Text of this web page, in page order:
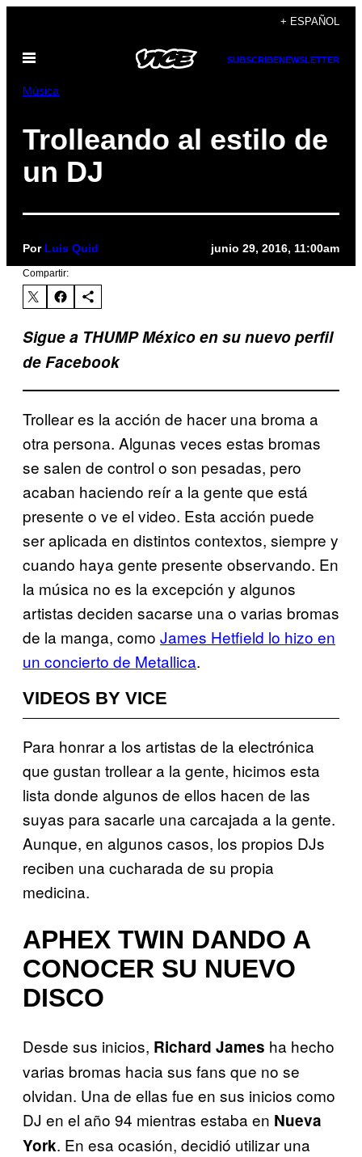
contenido
+ ESPAÑOL
Abrir
SUBSCRIBENEWSLETTER
Música
Trolleando al estilo de
un DJ
Por Luis Quid junio 29, 2016, 11:00am
Compartir:
Sigue a THUMP México en su nuevo perfil
de Facebook
Trollear es la acción de hacer una broma a
otra persona. Algunas veces estas bromas
se salen de control o son pesadas, pero
acaban haciendo reír a la gente que está
presente o ve el video. Esta acción puede
ser aplicada en distintos contextos, siempre y
cuando haya gente presente observando. En
la música no es la excepción y algunos
artistas deciden sacarse una o varias bromas
de la manga, como James Hetfield lo hizo en
un concierto de Metallica.
VIDEOS BY VICE
Para honrar a los artistas de la electrónica
que gustan trollear a la gente, hicimos esta
lista donde algunos de ellos hacen de las
suyas para sacarle una carcajada a la gente.
Aunque, en algunos casos, los propios DJs
reciben una cucharada de su propia
medicina.
APHEX TWIN DANDO A
CONOCER SU NUEVO
DISCO
Desde sus inicios, Richard James ha hecho
varias bromas hacia sus fans que no se
olvidan. Una de ellas fue en sus inicios como
DJ en el año 94 mientras estaba en Nueva
York. En esa ocasión, decidió utilizar una